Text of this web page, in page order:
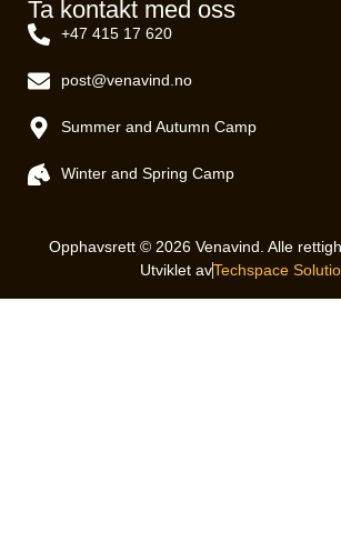
Ta kontakt med oss
+47 415 17 620
post@venavind.no
Summer and Autumn Camp
Winter and Spring Camp
Opphavsrett © 2026 Venavind. Alle
Utviklet avTechspace